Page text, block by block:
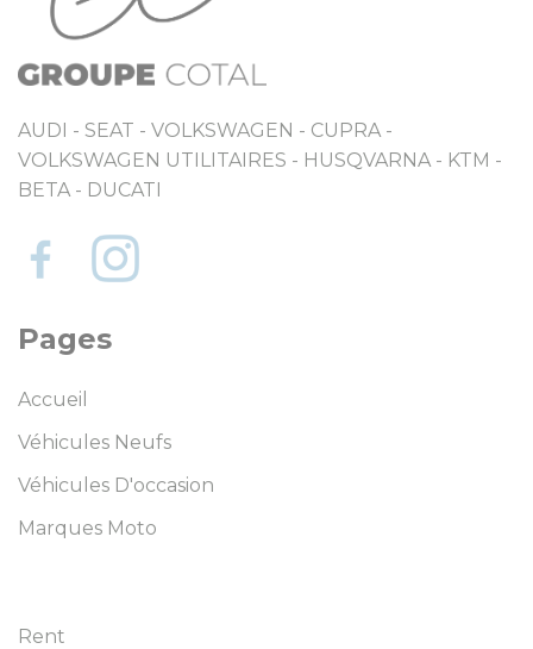
AUDI - SEAT - VOLKSWAGEN - CUPRA -
VOLKSWAGEN UTILITAIRES - HUSQVARNA - KTM -
BETA - DUCATI
Pages
Accueil
Véhicules Neufs
Véhicules D'occasion
Marques Moto
Rent